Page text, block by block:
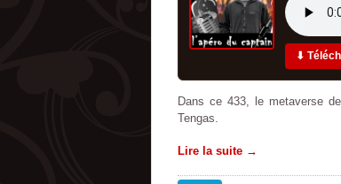
⬇
Dans ce 433, le metaverse
Tengas.
Lire la suite →